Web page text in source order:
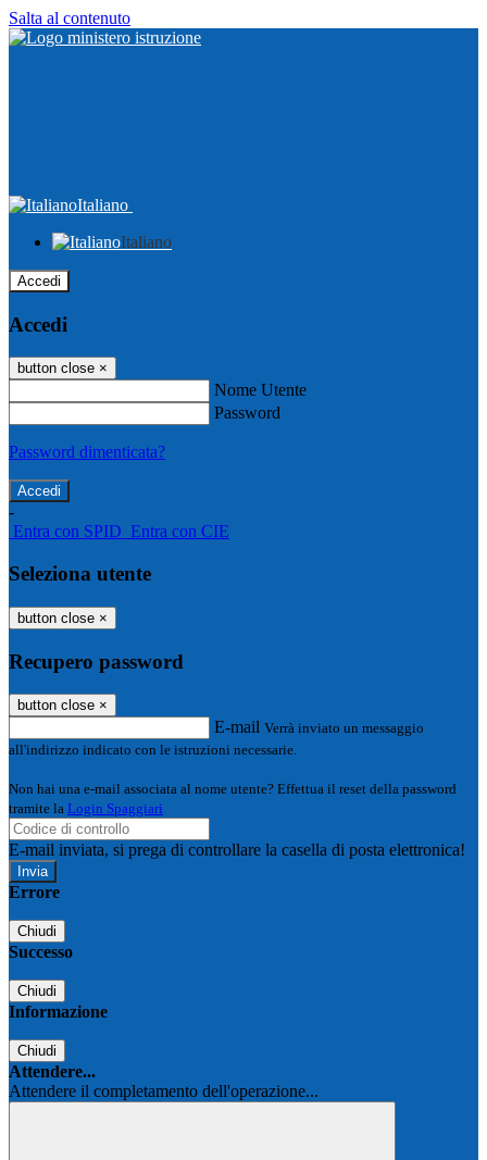
Salta al contenuto
Italiano
Italiano
Accedi
Accedi
button close ×
Nome Utente
Password
Password dimenticata?
-
Entra con SPID Entra con CIE
Seleziona utente
button close ×
Recupero password
button close ×
E-mail Verrà inviato un messaggio
all'indirizzo indicato con le istruzioni necessarie.
Non hai una e-mail associata al nome utente? Effettua il reset della password
tramite la Login Spaggiari
E-mail inviata, si prega di controllare la casella di posta elettronica!
Errore
Chiudi
Successo
Chiudi
Informazione
Chiudi
Attendere...
Attendere il completamento dell'operazione...